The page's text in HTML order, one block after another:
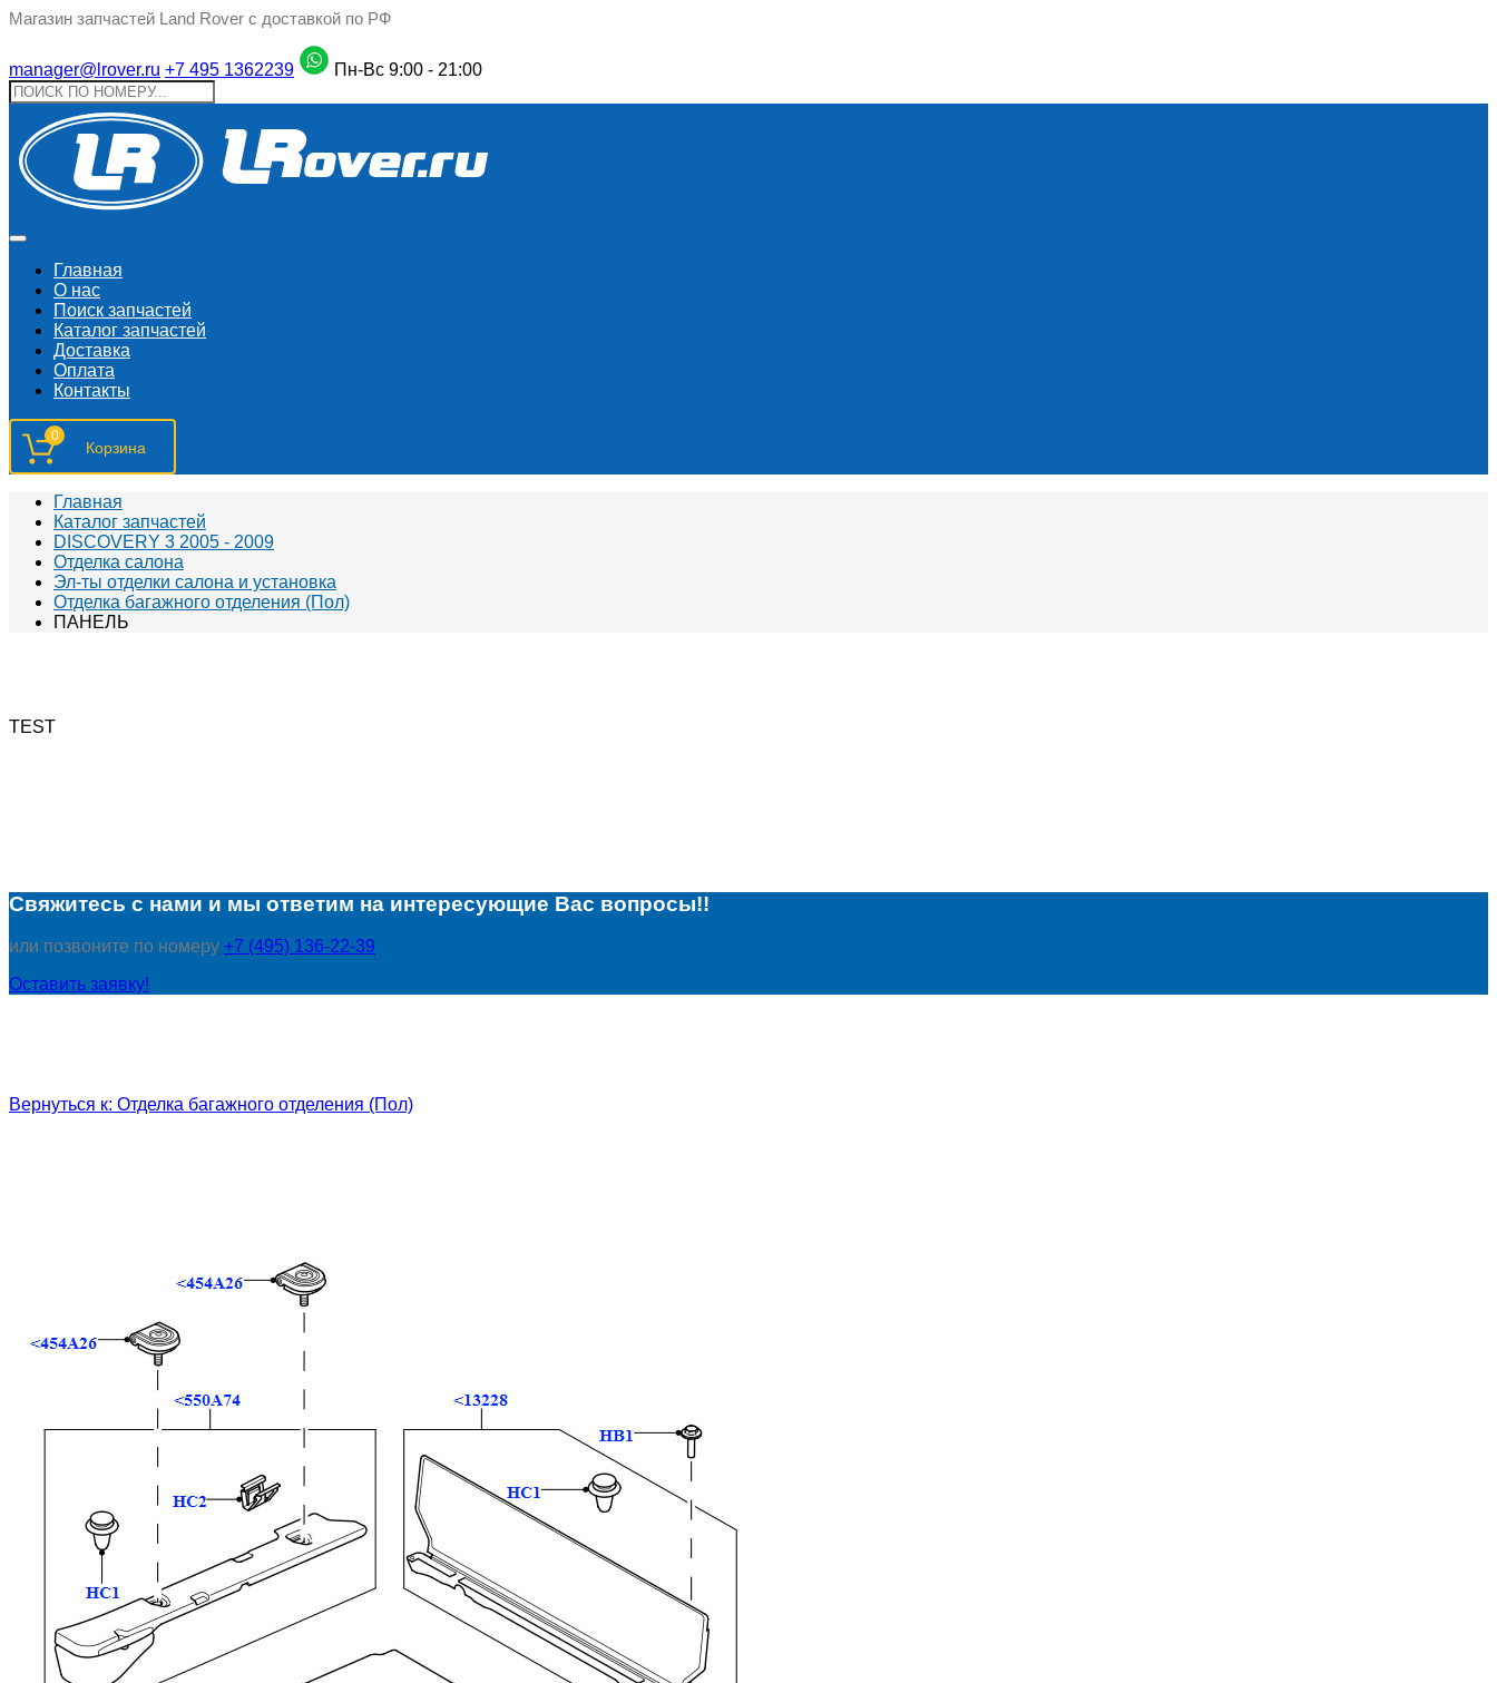
Магазин запчастей Land Rover с доставкой по РФ
manager@lrover.ru +7 495 1362239 Пн-Вс 9:00 - 21:00
Главная
О нас
Поиск запчастeй
Каталог запчастей
Доставка
Оплата
Контакты
0
Главная
Каталог запчастей
DISCOVERY 3 2005 - 2009
Отделка салона
Эл-ты отделки салона и установка
Отделка багажного отделения (Пол)
ПАНЕЛЬ
TEST
Свяжитесь с нами и мы ответим на интересующие Вас вопросы!!
или позвоните по номеру +7 (495) 136-22-39
Оставить заявку!
Вернуться к: Отделка багажного отделения (Пол)